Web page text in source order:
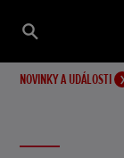
NOVINKY A UDÁLOSTI